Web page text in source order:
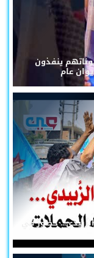
ينفذون
عام
حضورٌ في